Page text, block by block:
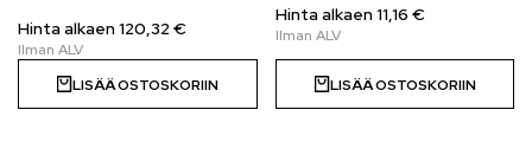
Hinta alkaen 120,32 €
LISÄÄ OSTOSKORIIN
Hinta alkaen 11,16 €
LISÄÄ OSTOSKORIIN